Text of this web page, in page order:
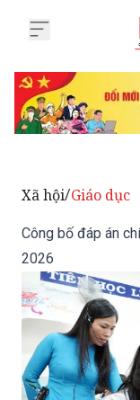
Xã hội/Giáo dục
Công bố đáp án
2026